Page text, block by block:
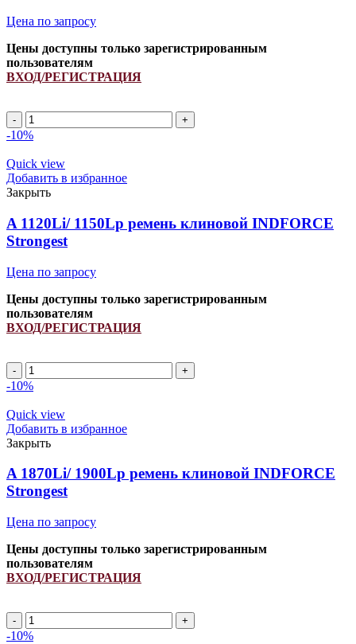
Цена по запросу
Цены доступны только зарегистрированным
пользователям
ВХОД/РЕГИСТРАЦИЯ
Ремень
661245.0/
N15202/
274339M91/
843008M1
INDFORCE
quantity
-10%
Quick view
Добавить в избранное
Закрыть
A 1120Li/ 1150Lp ремень клиновой INDFORCE
Strongest
Цена по запросу
Цены доступны только зарегистрированным
пользователям
ВХОД/РЕГИСТРАЦИЯ
A
1120Li/
ремень
клиновой
INDFORCE
Strongest
quantity
-10%
Quick view
Добавить в избранное
Закрыть
A 1870Li/ 1900Lp ремень клиновой INDFORCE
Strongest
Цена по запросу
Цены доступны только зарегистрированным
пользователям
ВХОД/РЕГИСТРАЦИЯ
A
1870Li/
-10%